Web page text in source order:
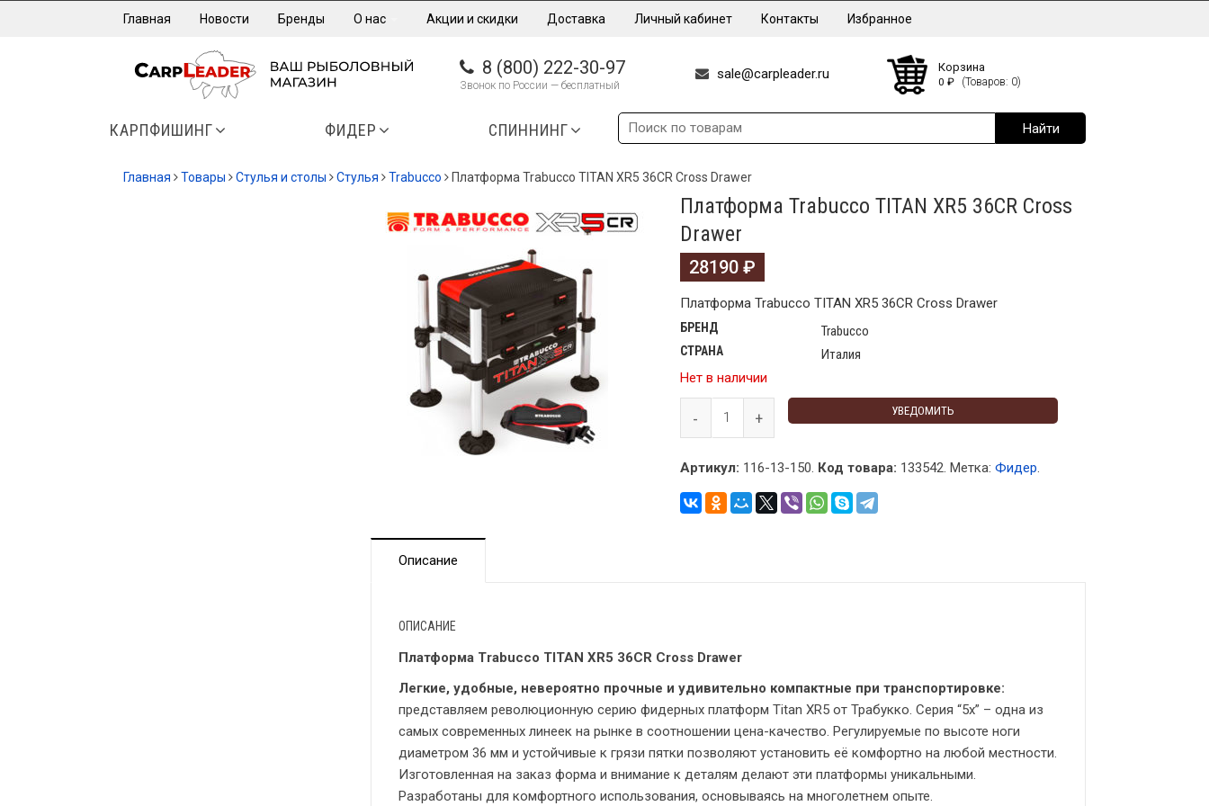
Главная Новости Бренды О нас Акции и скидки Доставка Личный кабинет Контакты Избранное
8 (800) 222-30-97
Звонок по России — бесплатный
sale@carpleader.ru Корзина
0 ₽ (Товаров: 0)
КАРПФИШИНГ ФИДЕР СПИННИНГ
Главная Товары Стулья и столы Стулья Trabucco Платформа Trabucco TITAN XR5 36CR Cross Drawer
Платформа Trabucco TITAN XR5 36CR Cross
Drawer
28190 ₽
Платформа Trabucco TITAN XR5 36CR Cross Drawer
БРЕНД Trabucco
СТРАНА
Италия
Нет в наличии
УВЕДОМИТЬ
Артикул: 116-13-150. Код товара: 133542. Метка: Фидер.
Описание
ОПИСАНИЕ
Платформа Trabucco TITAN XR5 36CR Cross Drawer
Легкие, удобные, невероятно прочные и удивительно компактные при транспортировке:
представляем революционную серию фидерных платформ Titan XR5 от Трабукко. Серия “5х” – одна из
самых современных линеек на рынке в соотношении цена-качество. Регулируемые по высоте ноги
диаметром 36 мм и устойчивые к грязи пятки позволяют установить её комфортно на любой местности.
Изготовленная на заказ форма и внимание к деталям делают эти платформы уникальными.
Разработаны для комфортного использования, основываясь на многолетнем опыте.